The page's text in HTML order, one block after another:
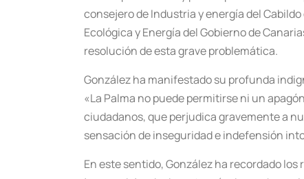
consejero de Industria y energía del
Ecológica y Energía del Gobierno de
resolución de esta grave problemática.
González ha manifestado su profunda
«La Palma no puede permitirse ni un
ciudadanos, que perjudica gravemente a
sensación de inseguridad e indefensión
En este sentido, González ha recordado